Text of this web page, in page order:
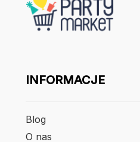
INFORMACJE
Blog
O nas